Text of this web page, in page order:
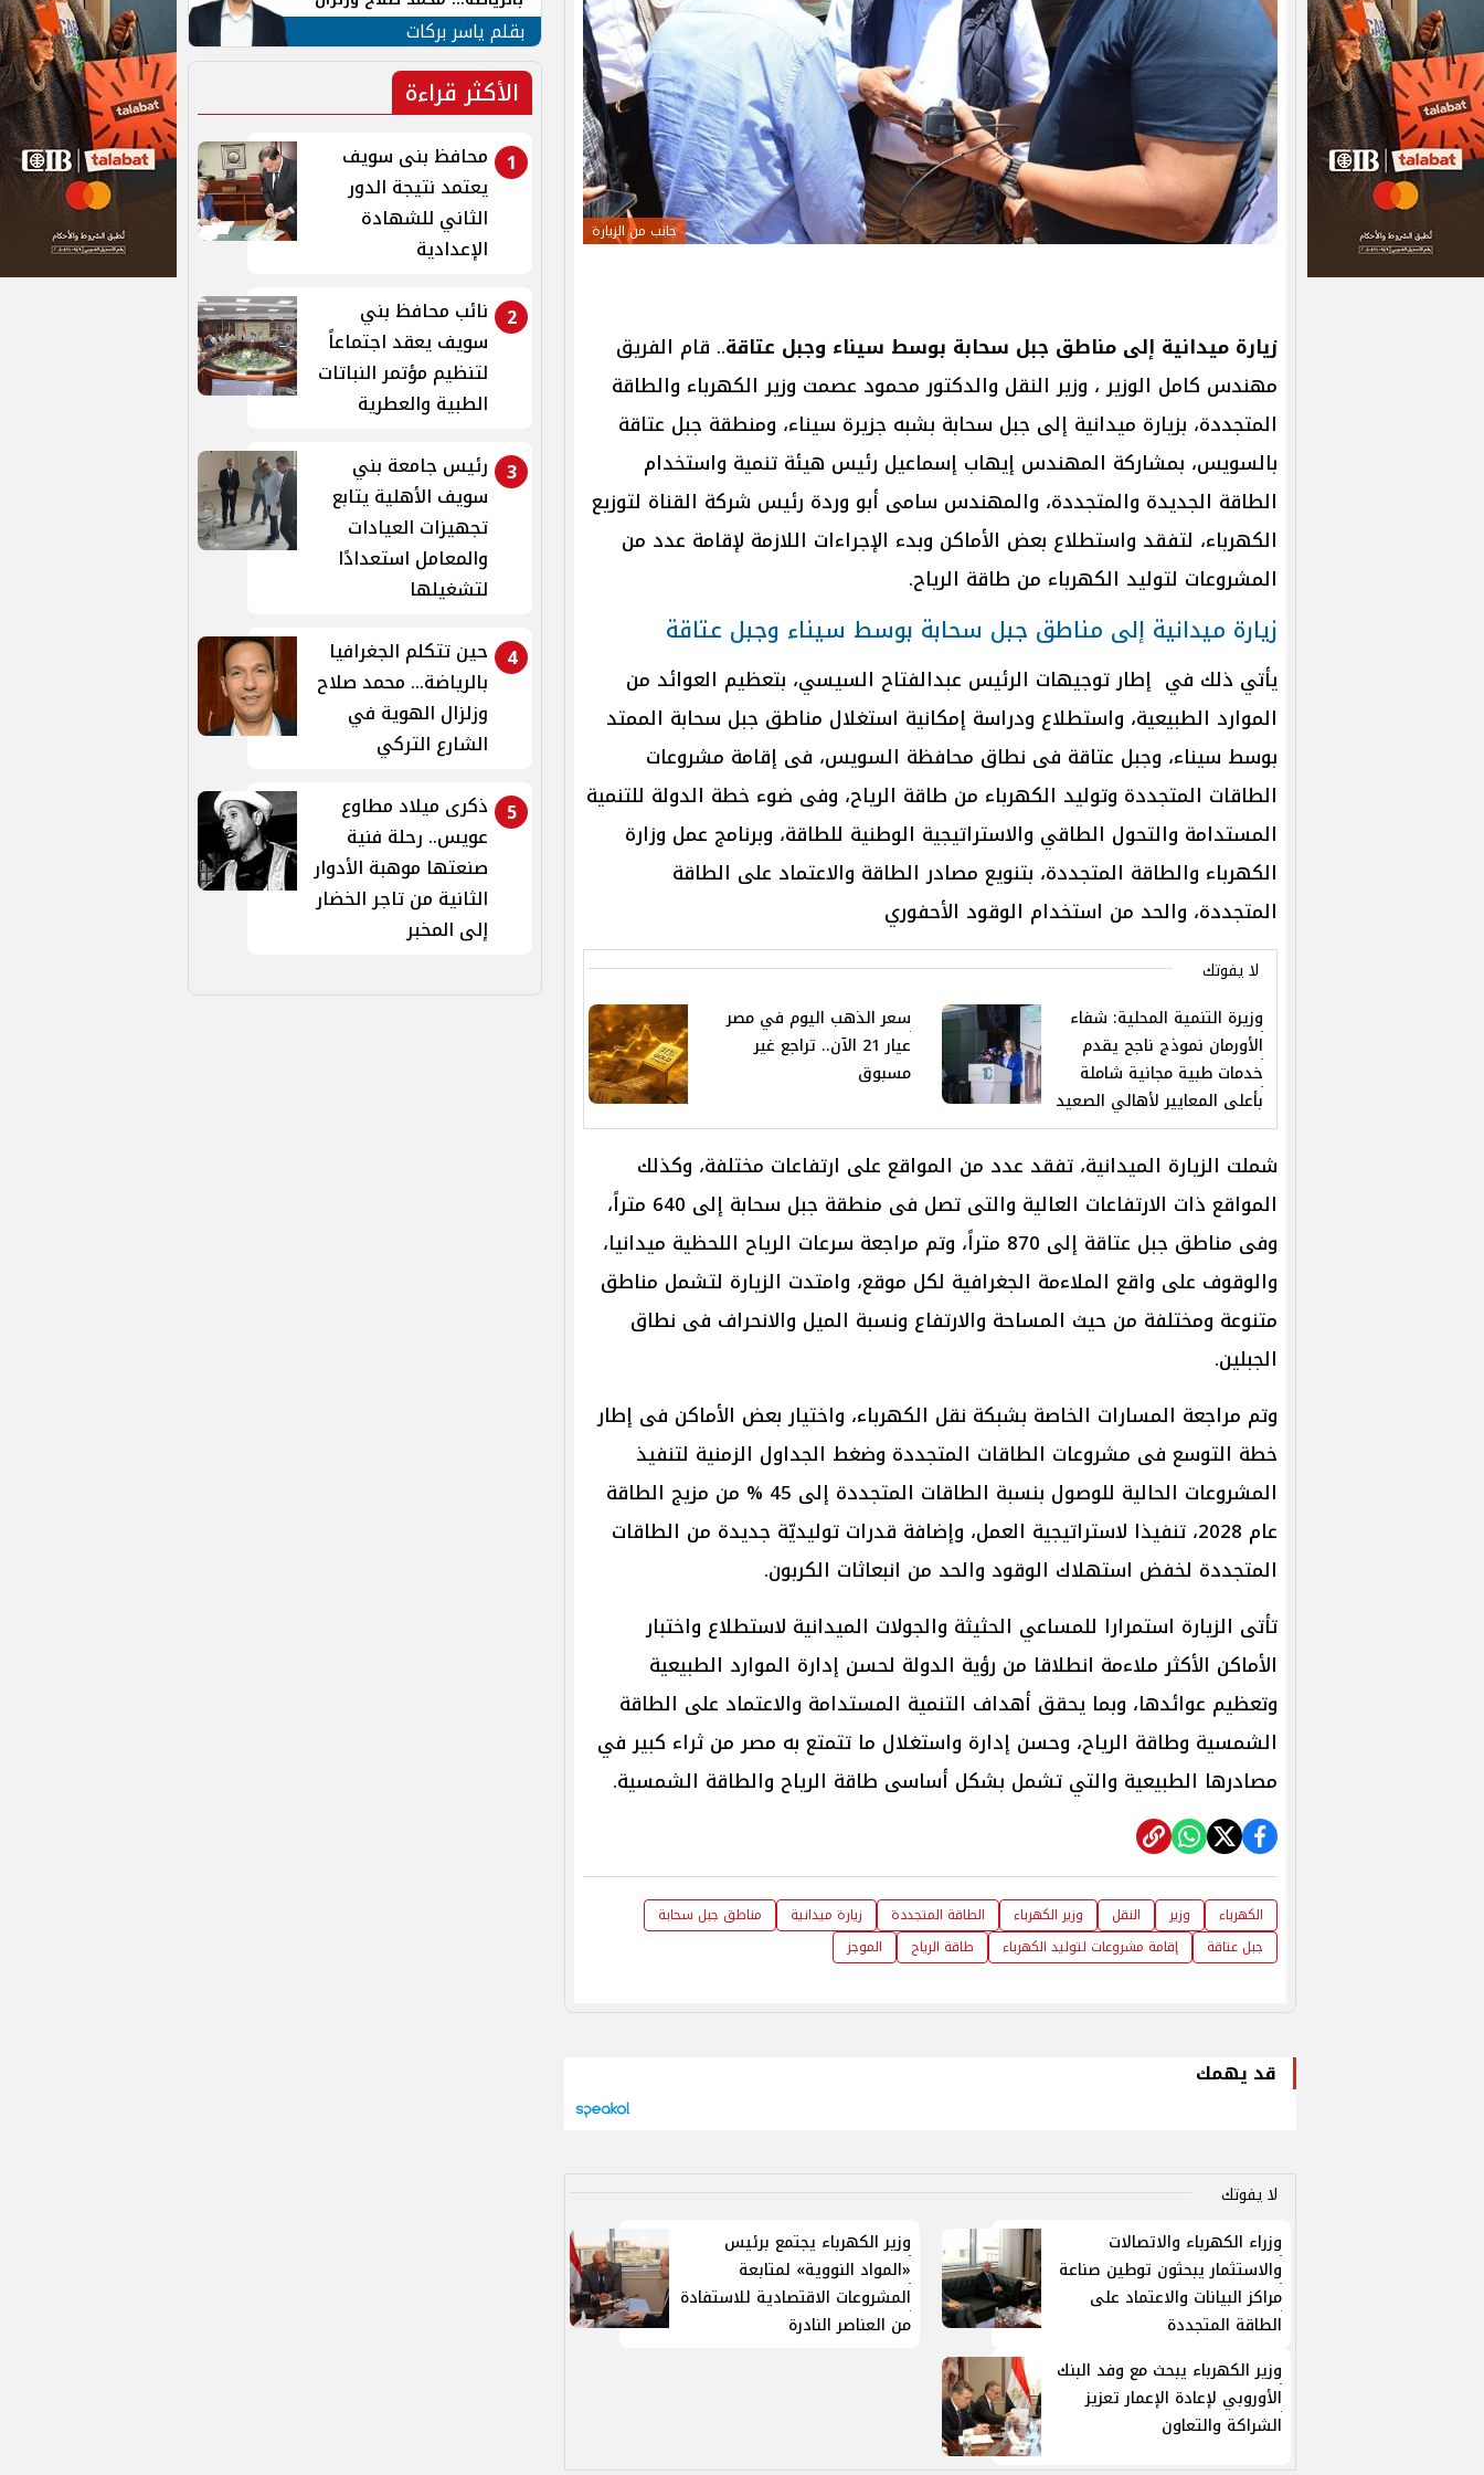
جانب من الزيارة
زيارة ميدانية إلى مناطق جبل سحابة بوسط سيناء وجبل عتاقة.. قام الفريق
مهندس كامل الوزير ، وزير النقل والدكتور محمود عصمت وزير الكهرباء والطاقة
المتجددة، بزيارة ميدانية إلى جبل سحابة بشبه جزيرة سيناء، ومنطقة جبل عتاقة
بالسويس، بمشاركة المهندس إيهاب إسماعيل رئيس هيئة تنمية واستخدام
الطاقة الجديدة والمتجددة، والمهندس سامى أبو وردة رئيس شركة القناة لتوزيع
الكهرباء، لتفقد واستطلاع بعض الأماكن وبدء الإجراءات اللازمة لإقامة عدد من
المشروعات لتوليد الكهرباء من طاقة الرياح.
زيارة ميدانية إلى مناطق جبل سحابة بوسط سيناء وجبل عتاقة
يأتي ذلك في إطار توجيهات الرئيس عبدالفتاح السيسي، بتعظيم العوائد من
الموارد الطبيعية، واستطلاع ودراسة إمكانية استغلال مناطق جبل سحابة الممتد
بوسط سيناء، وجبل عتاقة فى نطاق محافظة السويس، فى إقامة مشروعات
الطاقات المتجددة وتوليد الكهرباء من طاقة الرياح، وفى ضوء خطة الدولة للتنمية
المستدامة والتحول الطاقي والاستراتيجية الوطنية للطاقة، وبرنامج عمل وزارة
الكهرباء والطاقة المتجددة، بتنويع مصادر الطاقة والاعتماد على الطاقة
المتجددة، والحد من استخدام الوقود الأحفوري
لا يفوتك
وزيرة التنمية المحلية: شفاء
الأورمان نموذج ناجح يقدم
خدمات طبية مجانية شاملة
بأعلى المعايير لأهالي الصعيد
سعر الذهب اليوم في مصر
عيار 21 الآن.. تراجع غير
مسبوق
شملت الزيارة الميدانية، تفقد عدد من المواقع على ارتفاعات مختلفة، وكذلك
المواقع ذات الارتفاعات العالية والتى تصل فى منطقة جبل سحابة إلى 640 متراً،
وفى مناطق جبل عتاقة إلى 870 متراً، وتم مراجعة سرعات الرياح اللحظية ميدانيا،
والوقوف على واقع الملاءمة الجغرافية لكل موقع، وامتدت الزيارة لتشمل مناطق
متنوعة ومختلفة من حيث المساحة والارتفاع ونسبة الميل والانحراف فى نطاق
الجبلين.
وتم مراجعة المسارات الخاصة بشبكة نقل الكهرباء، واختيار بعض الأماكن فى إطار
خطة التوسع فى مشروعات الطاقات المتجددة وضغط الجداول الزمنية لتنفيذ
المشروعات الحالية للوصول بنسبة الطاقات المتجددة إلى 45 % من مزيج الطاقة
عام 2028، تنفيذا لاستراتيجية العمل، وإضافة قدرات توليديّة جديدة من الطاقات
المتجددة لخفض استهلاك الوقود والحد من انبعاثات الكربون.
تأتى الزيارة استمرارا للمساعي الحثيثة والجولات الميدانية لاستطلاع واختبار
الأماكن الأكثر ملاءمة انطلاقا من رؤية الدولة لحسن إدارة الموارد الطبيعية
وتعظيم عوائدها، وبما يحقق أهداف التنمية المستدامة والاعتماد على الطاقة
الشمسية وطاقة الرياح، وحسن إدارة واستغلال ما تتمتع به مصر من ثراء كبير في
مصادرها الطبيعية والتي تشمل بشكل أساسى طاقة الرياح والطاقة الشمسية.
الكهرباء وزير النقل وزير الكهرباء الطاقة المتجددة زيارة ميدانية
مناطق جبل سحابة
جبل عتاقة
إقامة مشروعات لتوليد الكهرباء طاقة الرياح الموجز
قد يهمك
لا يفوتك
وزراء الكهرباء والاتصالات
والاستثمار يبحثون توطين صناعة
مراكز البيانات والاعتماد على
الطاقة المتجددة
وزير الكهرباء يجتمع برئيس
«المواد النووية» لمتابعة
المشروعات الاقتصادية للاستفادة
من العناصر النادرة
وزير الكهرباء يبحث مع وفد البنك
الأوروبي لإعادة الإعمار تعزيز
الشراكة والتعاون
الهوية في الشارع التركي
بقلم ياسر بركات
الأكثر قراءة
1
محافظ بنى سويف
يعتمد نتيجة الدور
الثاني للشهادة
الإعدادية
2
نائب محافظ بني
سويف يعقد اجتماعاً
لتنظيم مؤتمر النباتات
الطبية والعطرية
3 رئيس جامعة بني
سويف الأهلية يتابع
تجهيزات العيادات
والمعامل استعدادًا
لتشغيلها
4
حين تتكلم الجغرافيا
بالرياضة... محمد صلاح
وزلزال الهوية في
الشارع التركي
5
ذكرى ميلاد مطاوع
عويس.. رحلة فنية
صنعتها موهبة الأدوار
الثانية من تاجر الخضار
إلى المخبر